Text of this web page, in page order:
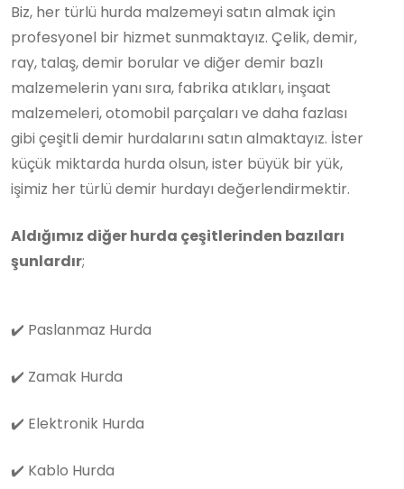
Biz, her türlü hurda malzemeyi satın almak için
profesyonel bir hizmet sunmaktayız. Çelik, demir,
ray, talaş, demir borular ve diğer demir bazlı
malzemelerin yanı sıra, fabrika atıkları, inşaat
malzemeleri, otomobil parçaları ve daha fazlası
gibi çeşitli demir hurdalarını satın almaktayız. İster
küçük miktarda hurda olsun, ister büyük bir yük,
işimiz her türlü demir hurdayı değerlendirmektir.
Aldığımız diğer hurda çeşitlerinden bazıları
şunlardır;
✔️ Paslanmaz Hurda
✔️ Zamak Hurda
✔️ Elektronik Hurda
✔️ Kablo Hurda